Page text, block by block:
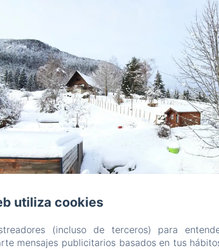
utiliza cookies
(incluso de terceros) para
mensajes publicitarios basados en tus